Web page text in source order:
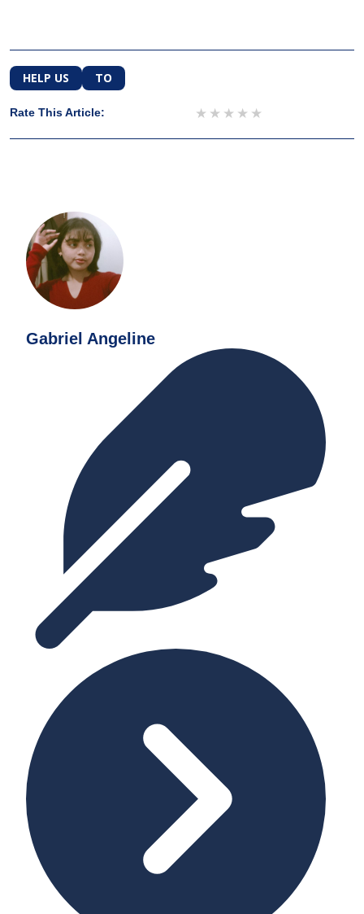
HELP US TO
Rate This Article: 4 stars
3 stars
2 stars
1 star
Gabriel Angeline